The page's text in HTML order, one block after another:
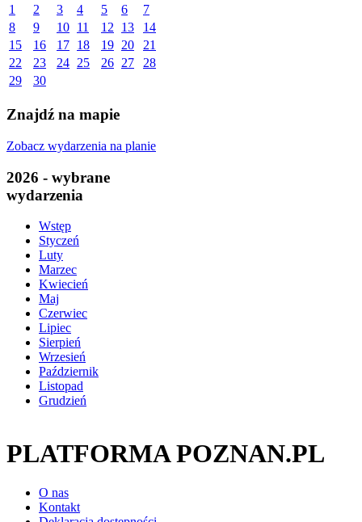
1
2 3 4 5 6
7
8
9 10 11 12 13
14
15
16 17 18 19 20
21
22
23 24 25 26 27
28
29
30
Znajdź na mapie
Zobacz wydarzenia na planie
2026 - wybrane
wydarzenia
Wstęp
Styczeń
Luty
Marzec
Kwiecień
Maj
Czerwiec
Lipiec
Sierpień
Wrzesień
Październik
Listopad
Grudzień
PLATFORMA POZNAN.PL
O nas
Kontakt